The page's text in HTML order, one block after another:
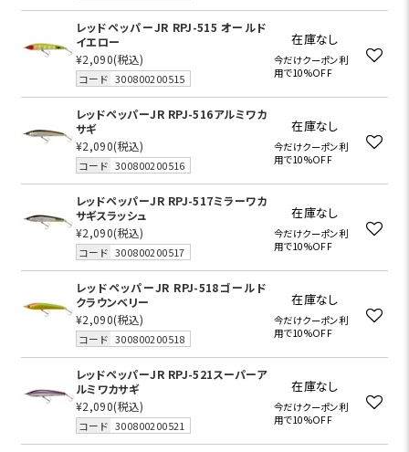
レッドペッパーJR RPJ-515 オールド
イエロー
¥2,090(税込)
コード 300800200515
在庫なし
今だけクーポン利
用で10%OFF
レッドペッパーJR RPJ-516アルミワカ
サギ
¥2,090(税込)
コード 300800200516
在庫なし
今だけクーポン利
用で10%OFF
レッドペッパーJR RPJ-517ミラーワカ
サギスラッシュ
¥2,090(税込)
コード 300800200517
在庫なし
今だけクーポン利
用で10%OFF
レッドペッパーJR RPJ-518ゴールド
クラウンベリー
¥2,090(税込)
コード 300800200518
在庫なし
今だけクーポン利
用で10%OFF
レッドペッパーJR RPJ-521スーパーア
ルミワカサギ
¥2,090(税込)
コード 300800200521
在庫なし
今だけクーポン利
用で10%OFF